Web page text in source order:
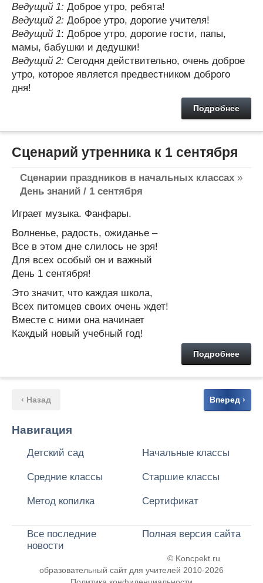
Ведущий 1: Доброе утро, ребята!
Ведущий 2: Доброе утро, дорогие учителя!
Ведущий 1: Доброе утро, дорогие гости, папы,
мамы, бабушки и дедушки!
Ведущий 2: Сегодня действительно, очень доброе
утро, которое является предвестником доброго
дня!
Подробнее
Сценарий утренника к 1 сентября
Сценарии праздников в начальных классах »
День знаний / 1 сентября
Играет музыка. Фанфары.
Волненье, радость, ожиданье –
Все в этом дне слилось не зря!
Для всех особый он и важный
День 1 сентября!
Это значит, что каждая школа,
Всех питомцев своих очень ждет!
Вместе с ними она начинает
Каждый новый учебный год!
Подробнее
Вперед ›
‹ Назад
Навигация
Детский сад Начальные классы
Средние классы Старшие классы
Метод копилка Сертификат
Все последние
новости
Полная версия сайта
© Koncpekt.ru
образовательный сайт для учителей 2010-2026